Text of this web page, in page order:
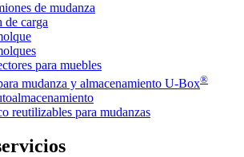
de mudanza
de carga
para muebles
mudanza y almacenamiento U-Box®
reutilizables para mudanzas